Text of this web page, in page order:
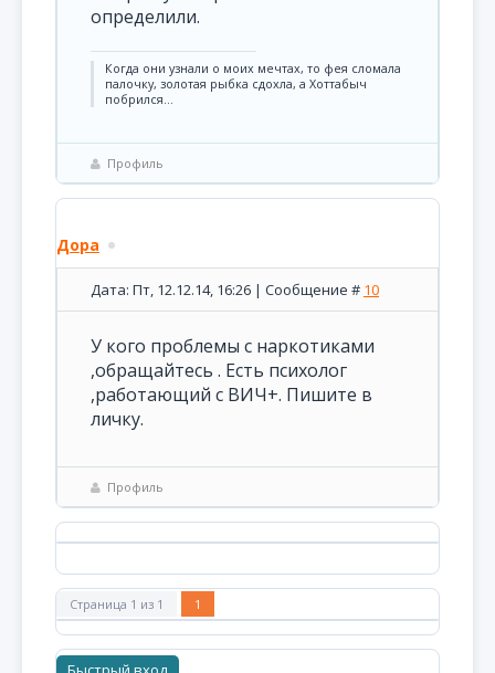
определили.
Когда они узнали о моих мечтах, то фея сломала
палочку, золотая рыбка сдохла, а Хоттабыч
побрился…
Профиль
Дора
Дата: Пт, 12.12.14, 16:26 | Сообщение # 10
У кого проблемы с наркотиками
,обращайтесь . Есть психолог
,работающий с ВИЧ+. Пишите в
личку.
Профиль
Страница 1 из 1 1